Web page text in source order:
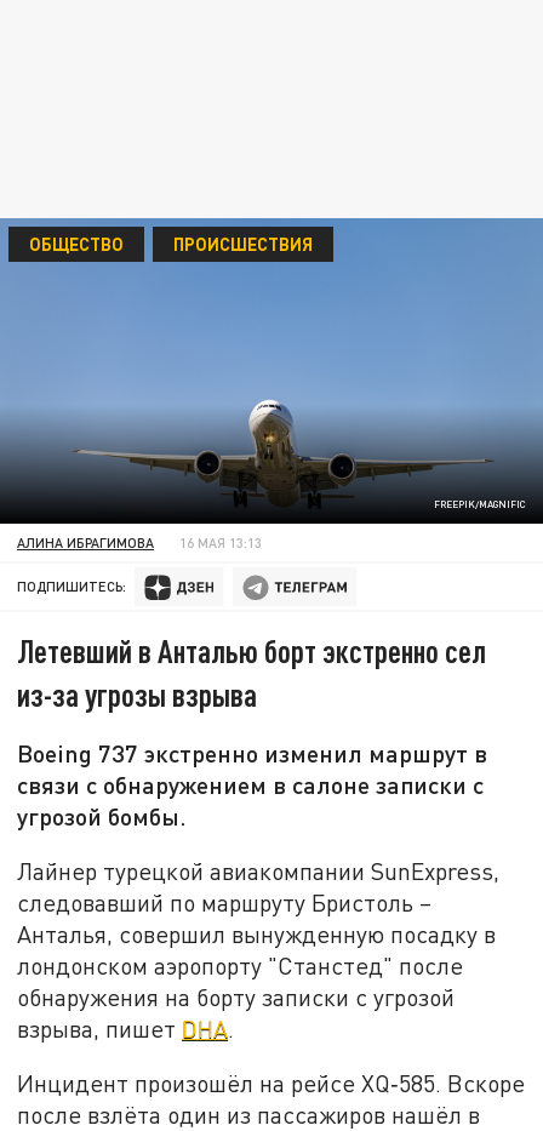
FREEPIK/MAGNIFIC
ОБЩЕСТВО ПРОИСШЕСТВИЯ
АЛИНА ИБРАГИМОВА 16 МАЯ 13:13
ПОДПИШИТЕСЬ:
Летевший в Анталью борт экстренно сел
из-за угрозы взрыва
Boeing 737 экстренно изменил маршрут в
связи с обнаружением в салоне записки с
угрозой бомбы.
Лайнер турецкой авиакомпании SunExpress,
следовавший по маршруту Бристоль –
Анталья, совершил вынужденную посадку в
лондонском аэропорту "Станстед" после
обнаружения на борту записки с угрозой
взрыва, пишет DHA.
Инцидент произошёл на рейсе XQ‑585. Вскоре
после взлёта один из пассажиров нашёл в